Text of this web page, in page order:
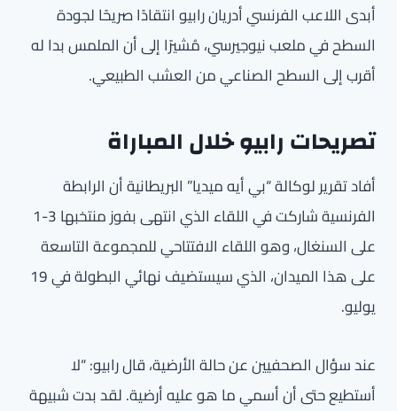
أبدى اللاعب الفرنسي أدريان رابيو انتقادًا صريحًا لجودة
السطح في ملعب نيوجيرسي، مُشيرًا إلى أن الملمس بدا له
أقرب إلى السطح الصناعي من العشب الطبيعي.
تصريحات رابيو خلال المباراة
أفاد تقرير لوكالة “بي أيه ميديا” البريطانية أن الرابطة
الفرنسية شاركت في اللقاء الذي انتهى بفوز منتخبها 3-1
على السنغال، وهو اللقاء الافتتاحي للمجموعة التاسعة
على هذا الميدان، الذي سيستضيف نهائي البطولة في 19
يوليو.
عند سؤال الصحفيين عن حالة الأرضية، قال رابيو: “لا
أستطيع حتى أن أسمي ما هو عليه أرضية. لقد بدت شبيهة